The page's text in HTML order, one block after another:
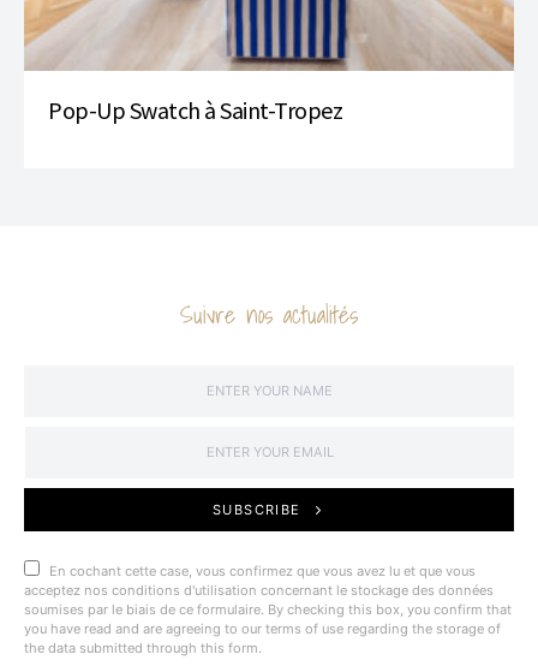
Pop-Up Swatch à Saint-Tropez
Suivre nos actualités
SUBSCRIBE
En cochant cette case, vous confirmez que vous avez lu et que vous
acceptez nos conditions d'utilisation concernant le stockage des données
soumises par le biais de ce formulaire. By checking this box, you confirm that
you have read and are agreeing to our terms of use regarding the storage of
the data submitted through this form.